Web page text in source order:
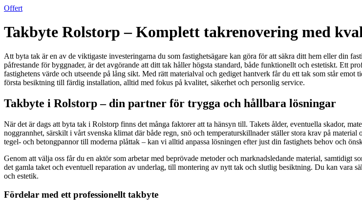
Offert
Takbyte Rolstorp – Komplett takrenovering med
Att byta tak är en av de viktigaste investeringarna du som fastighetsägare kan göra för att säkra ditt hem eller din
påfrestande för byggnader, är det avgörande att ditt tak håller högsta standard, både funktionellt och estetiskt. Ett
fastighetens värde och utseende på lång sikt. Med rätt materialval och gediget hantverk får du ett tak som står
första besiktning till färdig installation, alltid med fokus på kvalitet, säkerhet och personlig service.
Takbyte i Rolstorp – din partner för trygga och hållbara lösningar
När det är dags att byta tak i Rolstorp finns det många faktorer att ta hänsyn till. Takets ålder, eventuella skador,
noggrannhet, särskilt i vårt svenska klimat där både regn, snö och temperaturskillnader ställer stora krav på
tegel- och betongpannor till moderna plåttak – kan vi alltid anpassa lösningen efter just din fastighets behov och
Genom att välja oss får du en aktör som arbetar med beprövade metoder och marknadsledande material,
det gamla taket och eventuell reparation av underlag, till montering av nytt tak och slutlig besiktning. Du kan vara
och estetik.
Fördelar med ett professionellt takbyte